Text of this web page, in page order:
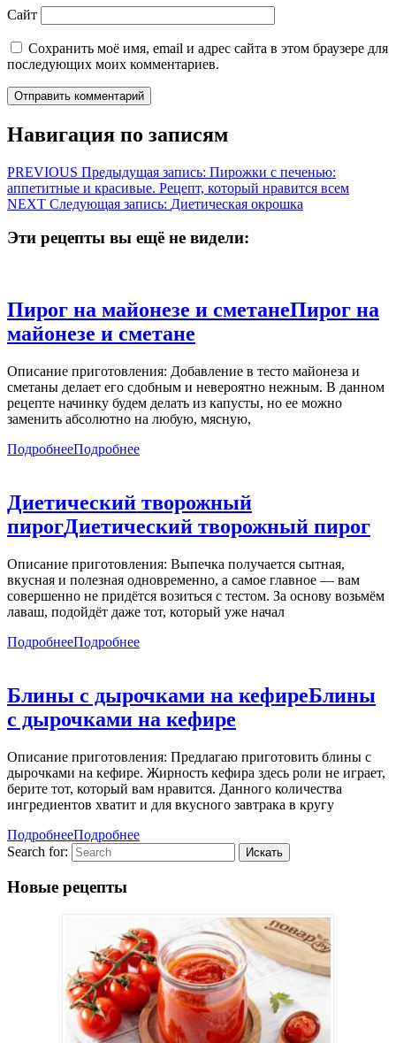
Сайт
Сохранить моё имя, email и адрес сайта в этом браузере для
последующих моих комментариев.
Навигация по записям
PREVIOUS Предыдущая запись: Пирожки с печенью:
аппетитные и красивые. Рецепт, который нравится всем
NEXT Следующая запись: Диетическая окрошка
Эти рецепты вы ещё не видели:
Пирог на майонезе и сметанеПирог на
майонезе и сметане
Описание приготовления: Добавление в тесто майонеза и
сметаны делает его сдобным и невероятно нежным. В данном
рецепте начинку будем делать из капусты, но ее можно
заменить абсолютно на любую, мясную,
ПодробнееПодробнее
Диетический творожный
пирогДиетический творожный пирог
Описание приготовления: Выпечка получается сытная,
вкусная и полезная одновременно, а самое главное — вам
совершенно не придётся возиться с тестом. За основу возьмём
лаваш, подойдёт даже тот, который уже начал
ПодробнееПодробнее
Блины с дырочками на кефиреБлины
с дырочками на кефире
Описание приготовления: Предлагаю приготовить блины с
дырочками на кефире. Жирность кефира здесь роли не играет,
берите тот, который вам нравится. Данного количества
ингредиентов хватит и для вкусного завтрака в кругу
ПодробнееПодробнее
Search for:
Новые рецепты